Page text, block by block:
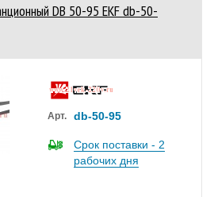
DB 50-95 EKF db-50-
Арт. db-50-95
Срок поставки - 2
рабочих дня